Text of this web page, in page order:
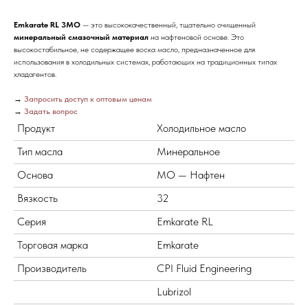
Emkarate RL 3MO — это высококачественный, тщательно очищенный
минеральный смазочный материал на нафтеновой основе. Это
высокостабильное, не содержащее воска масло, предназначенное для
использования в холодильных системах, работающих на традиционных типах
хладагентов.
→ Запросить доступ к оптовым ценам
→ Задать вопрос
Продукт
Холодильное масло
Тип масла
Минеральное
Основа
MO — Нафтен
Вязкость
32
Серия
Emkarate RL
Торговая марка
Emkarate
Производитель
CPI Fluid Engineering
Lubrizol